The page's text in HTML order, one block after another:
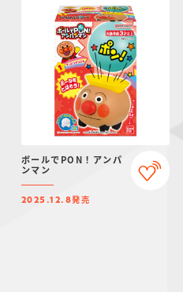
ボールでPON！アンパ
ンマン
2025.12.8発売